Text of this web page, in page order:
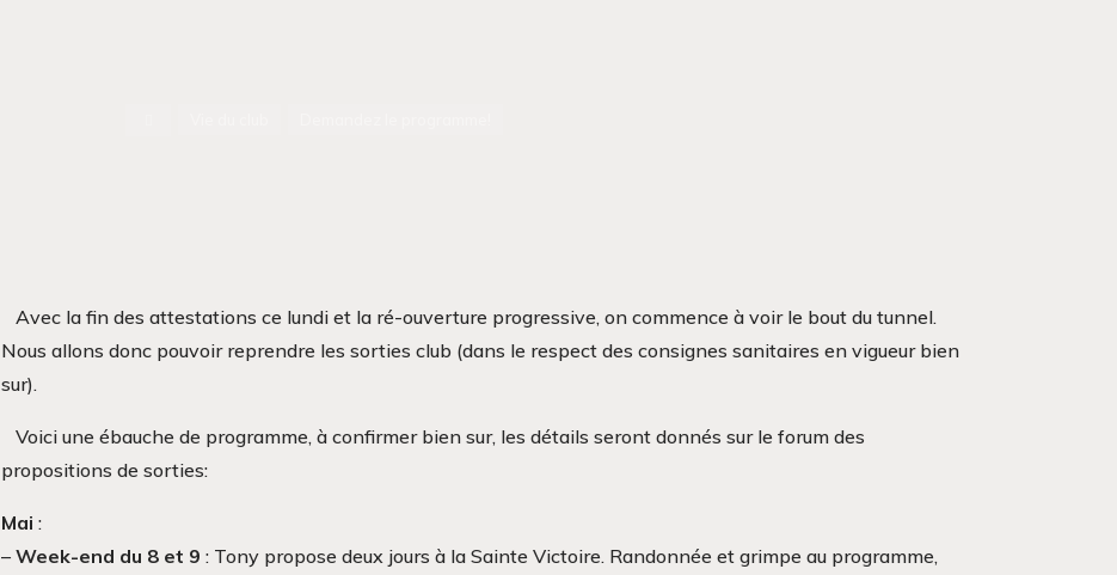
Avec la fin des attestations ce lundi et la ré-ouverture progressive, on commence à voir le bout du tunnel.
Nous allons donc pouvoir reprendre les sorties club (dans le respect des consignes sanitaires en vigueur bien
sur).
Voici une ébauche de programme, à confirmer bien sur, les détails seront donnés sur le forum des
propositions de sorties:
Mai :
– Week-end du 8 et 9 : Tony propose deux jours à la Sainte Victoire. Randonnée et grimpe au programme,